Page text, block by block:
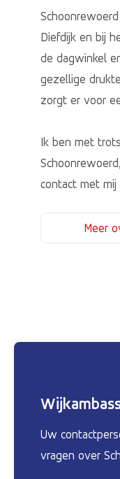
Diefdijk en bij
de dagwinkel
gezellige
zorgt er voor
Ik ben met
contact met mij
Meer
Uw
vragen over